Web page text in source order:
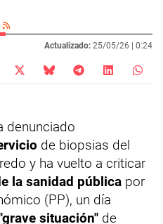
Actualizado: 25/05/26 | 0:24
denunciado
de biopsias del
y ha vuelto a criticar
la sanidad pública por
(PP), un día
situación" de